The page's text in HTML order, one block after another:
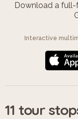
Download a
Interactive
11 tour